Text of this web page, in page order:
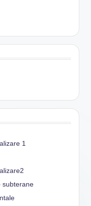
1
subterane